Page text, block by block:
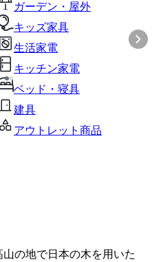
ガーデン・屋外
キッズ家具
生活家電
キッチン家電
ベッド・寝具
建具
アウトレット商品
の地で日本の木を用いた